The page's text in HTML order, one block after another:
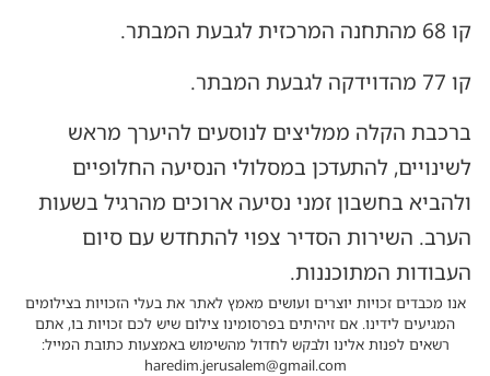
קו 68 מהתחנה המרכזית לגבעת המבתר.
קו 77 מהדוידקה לגבעת המבתר.
ברכבת הקלה ממליצים לנוסעים להיערך מראש
לשינויים, להתעדכן במסלולי הנסיעה החלופיים
ולהביא בחשבון זמני נסיעה ארוכים מהרגיל בשעות
הערב. השירות הסדיר צפוי להתחדש עם סיום
העבודות המתוכננות.
אנו מכבדים זכויות יוצרים ועושים מאמץ לאתר את בעלי הזכויות בצילומים
המגיעים לידינו. אם זיהיתים בפרסומינו צילום שיש לכם זכויות בו, אתם
רשאים לפנות אלינו ולבקש לחדול מהשימוש באמצעות כתובת המייל:
haredim.jerusalem@gmail.com